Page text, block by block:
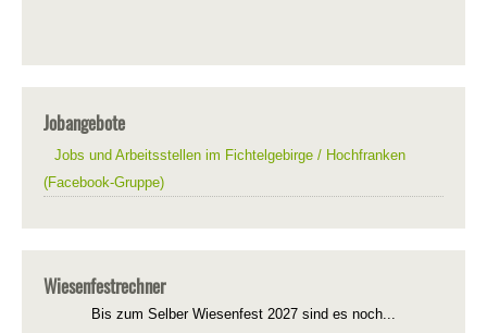
Jobangebote
Jobs und Arbeitsstellen im Fichtelgebirge / Hochfranken
(Facebook-Gruppe)
Wiesenfestrechner
Bis zum Selber Wiesenfest 2027 sind es noch...